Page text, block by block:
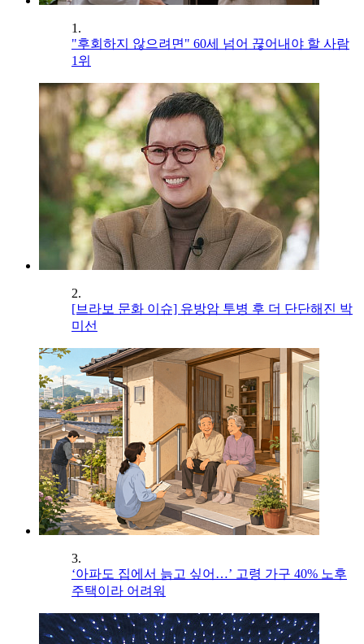
1.
"후회하지 않으려면" 60세 넘어 끊어내야 할 사람
1위
2.
[브라보 문화 이슈] 유방암 투병 후 더 단단해진 박
미선
3.
‘아파도 집에서 늙고 싶어…’ 고령 가구 40% 노후
주택이라 어려워